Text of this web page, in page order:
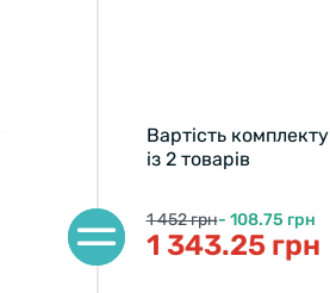
Вартість комплекту
із 2 товарів
1 452 грн- 108.75 грн
1 343.25 грн